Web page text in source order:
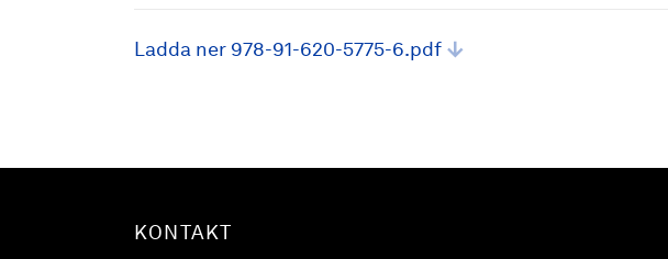
Ladda ner 978-91-620-5775-6.pdf
KONTAKT